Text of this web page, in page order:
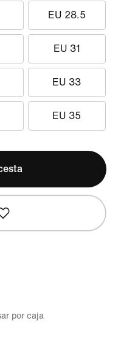
EU 28.5
EU 31
EU 33
EU 35
por caja